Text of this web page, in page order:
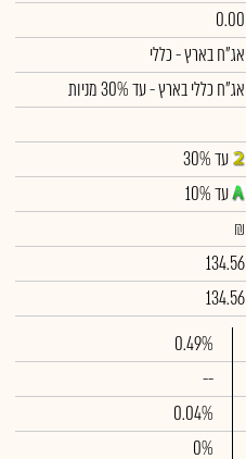
0.00
אג"ח בארץ - כללי
אג"ח כללי בארץ - עד 30% מניות
עד 30%
עד 10%
₪
134.56
134.56
0.49%
--
0.04%
0%